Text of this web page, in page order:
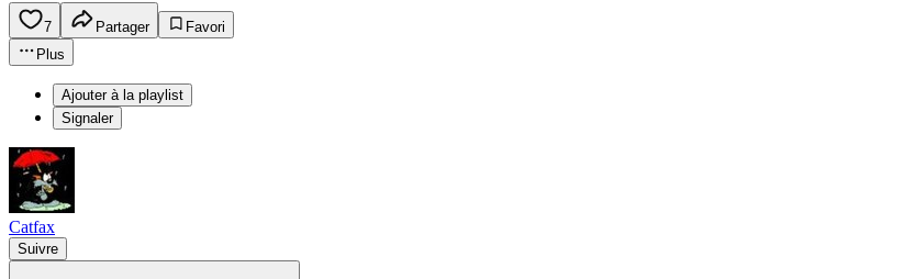
7 Partager
Favori
Plus
Ajouter à la playlist
Signaler
Catfax
Suivre